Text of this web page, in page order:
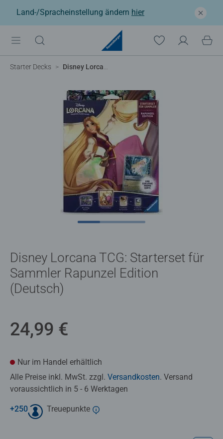
Land-/Spracheinstellung ändern hier
Starter Decks Disney Lorcana TCG: Starterset für Sammler Rapunzel Edition (Deutsch)
Disney Lorcana TCG: Starterset für
Sammler Rapunzel Edition
(Deutsch)
24,99 €
Nur im Handel erhältlich
Alle Preise inkl. MwSt. zzgl. Versandkosten. Versand
voraussichtlich in 5 - 6 Werktagen
+250 Treuepunkte